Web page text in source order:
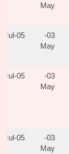
May
03-
May
05-Jul
03-
May
05-Jul
03-
May
05-Jul